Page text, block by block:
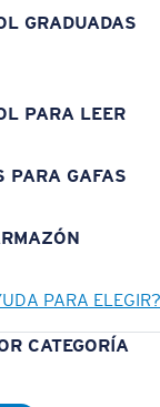
GRADUADAS
PARA LEER
PARA GAFAS
PARA ELEGIR?
CATEGORÍA